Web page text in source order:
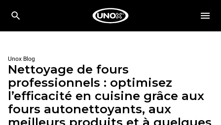
Unox Blog
Nettoyage de fours
professionnels : optimisez
l’efficacité en cuisine grâce aux
fours autonettoyants, aux